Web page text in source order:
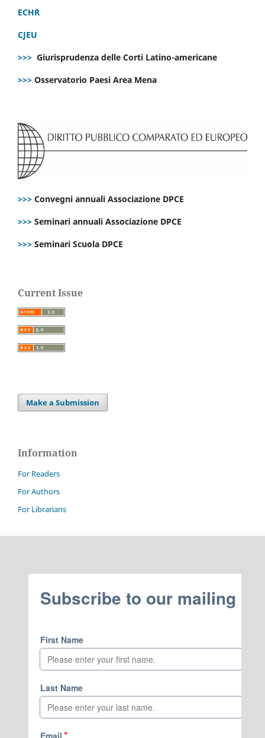
ECHR
CJEU
>>> Giurisprudenza delle Corti Latino-americane
>>> Osservatorio Paesi Area Mena
>>> Convegni annuali Associazione DPCE
>>> Seminari annuali Associazione DPCE
>>> Seminari Scuola DPCE
Current Issue
Make a Submission
Information
For Readers
For Authors
For Librarians